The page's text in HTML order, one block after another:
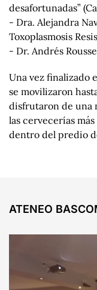
desafortunadas”
- Dra. Alejandra
Toxoplasmosis
- Dr. Andrés
Una vez finalizado
se movilizaron
disfrutaron de una
las cervecerías
dentro del predio
ATENEO